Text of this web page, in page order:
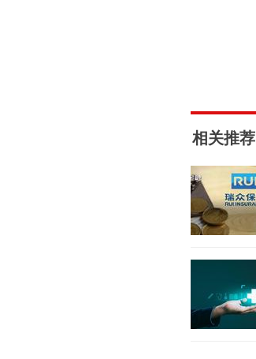
相关推荐